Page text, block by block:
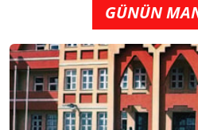
GÜNÜN